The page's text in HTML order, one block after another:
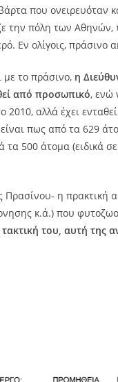
που ονειρευόταν
την πόλη των Αθηνών,
Εν ολίγοις,
το πράσινο, η
από προσωπικό, ενώ
αλλά έχει
πως από τα 629
500 άτομα (ειδικά
η πρακτική
κ.ά.) που
του, αυτή της